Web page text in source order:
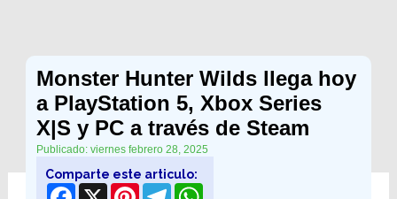
Monster Hunter Wilds llega hoy
a PlayStation 5, Xbox Series
X|S y PC a través de Steam
Publicado: viernes febrero 28, 2025
Comparte este articulo:
Facebook
X PinterestTelegramWhatsApp